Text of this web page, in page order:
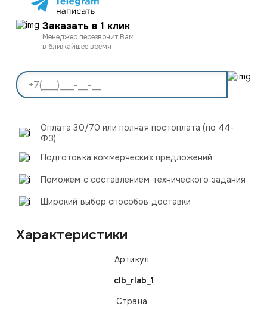
Заказать в 1 клик
Менеджер перезвонит Вам,
в ближайшее время
Оплата 30/70 или полная постоплата (по 44-
ФЗ)
Подготовка коммерческих предложений
Поможем с составлением технического задания
Широкий выбор способов доставки
Характеристики
Артикул
clb_rlab_1
Страна